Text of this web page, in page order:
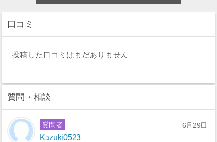
口コミ
投稿した口コミはまだありません
質問・相談
質問者
Kazuki0523
6月29日